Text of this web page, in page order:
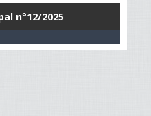
n°12/2025